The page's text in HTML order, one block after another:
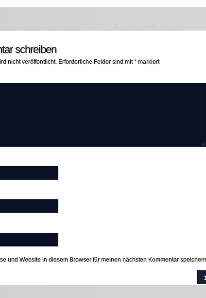
schreiben
nicht veröffentlicht. Erforderliche Felder sind mit* markiert
und Website in diesem Browser für meinen nächsten Kommentar